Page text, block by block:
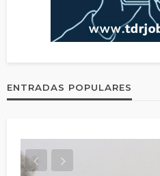
ENTRADAS POPULARES